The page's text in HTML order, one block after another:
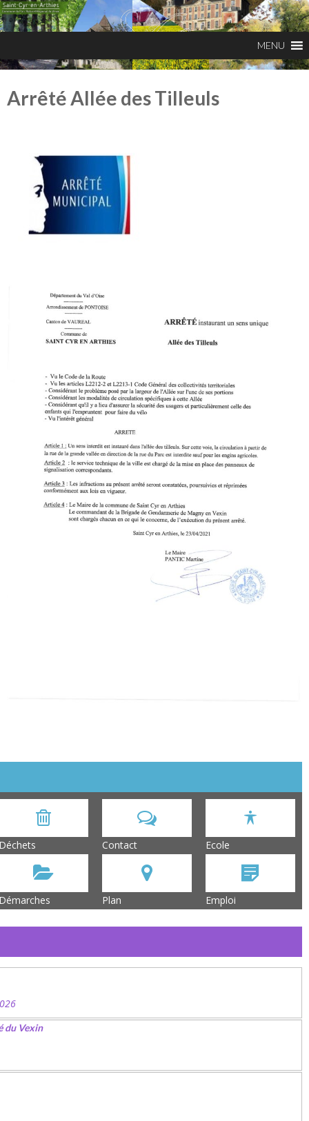
Arrêté Allée des Tilleuls
Contact Ecole
Plan Emploi
du Vexin